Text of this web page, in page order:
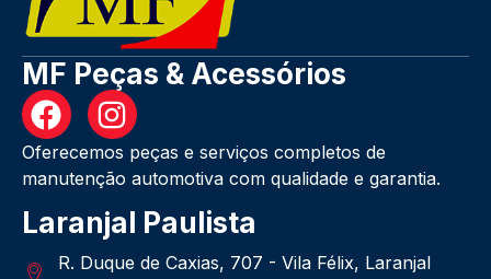
MF Peças & Acessórios
Oferecemos peças e serviços completos de
manutenção automotiva com qualidade e garantia.
Laranjal Paulista
R. Duque de Caxias, 707 - Vila Félix, Laranjal